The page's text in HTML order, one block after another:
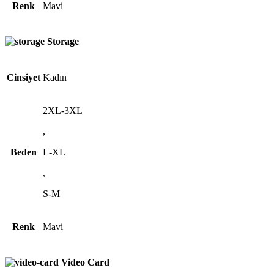
Renk Mavi
Storage
Cinsiyet Kadın
Beden
2XL-3XL
,
L-XL
,
S-M
Renk Mavi
Video Card